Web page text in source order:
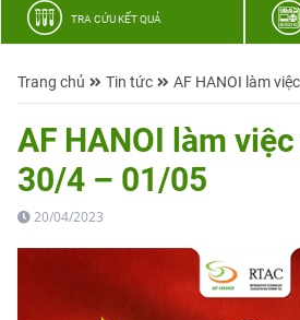
TRA CỨU KẾT QUẢ
Trang chủ Tin tức AF HANOI làm
AF HANOI làm
30/4 – 01/05
20/04/2023